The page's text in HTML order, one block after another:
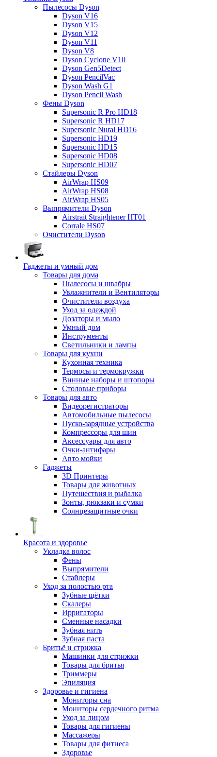
Пылесосы Dyson
Dyson V16
Dyson V15
Dyson V12
Dyson V11
Dyson V8
Dyson Cyclone V10
Dyson Gen5Detect
Dyson PencilVac
Dyson Wash G1
Dyson Pencil Wash
Фены Dyson
Supersonic R Pro HD18
Supersonic R HD17
Supersonic Nural HD16
Supersonic HD19
Supersonic HD15
Supersonic HD08
Supersonic HD07
Стайлеры Dyson
AirWrap HS09
AirWrap HS08
AirWrap HS05
Выпрямители Dyson
Airstrait Straightener HT01
Corrale HS07
Очистители Dyson
Гаджеты и умный дом
Товары для дома
Пылесосы и швабры
Увлажнители и Вентиляторы
Очистители воздуха
Уход за одеждой
Дозаторы и мыло
Умный дом
Инструменты
Светильники и лампы
Товары для кухни
Кухонная техника
Термосы и термокружки
Винные наборы и штопоры
Столовые приборы
Товары для авто
Видеорегистраторы
Автомобильные пылесосы
Пуско-зарядные устройства
Компрессоры для шин
Аксессуары для авто
Очки-антифары
Авто мойки
Гаджеты
3D Принтеры
Товары для животных
Путешествия и рыбалка
Зонты, рюкзаки и сумки
Солнцезащитные очки
Красота и здоровье
Укладка волос
Фены
Выпрямители
Стайлеры
Уход за полостью рта
Зубные щётки
Скалеры
Ирригаторы
Сменные насадки
Зубная нить
Зубная паста
Бритьё и стрижка
Машинки для стрижки
Товары для бритья
Триммеры
Эпиляция
Здоровье и гигиена
Мониторы сна
Мониторы сердечного ритма
Уход за лицом
Товары для гигиены
Массажеры
Товары для фитнеса
Здоровье